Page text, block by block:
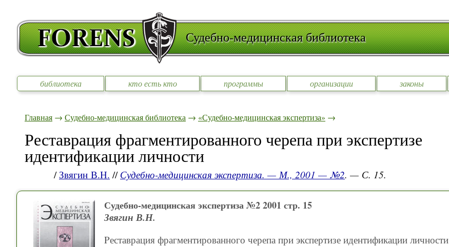
Судебно-медицинская библиотека
библиотека кто есть кто программы организации законы
Главная → Судебно-медицинская библиотека → «Судебно-медицинская экспертиза» →
Реставрация фрагментированного черепа при экспертизе
идентификации личности
/ Звягин В.Н. // Судебно-медицинская экспертиза. — М., 2001 — №2. — С. 15.
Судебно-медицинская экспертиза №2 2001 стр. 15
Звягин В.Н.
Pеставрация фрагментированного черепа при экспертизе идентификации личности